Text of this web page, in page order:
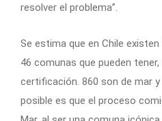
resolver el problema”.
Se estima que en Chile
46 comunas que pueden
certificación. 860 son de mar
posible es que el proceso